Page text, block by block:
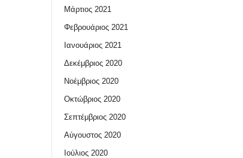
Μάρτιος 2021
Φεβρουάριος 2021
Ιανουάριος 2021
Δεκέμβριος 2020
Νοέμβριος 2020
Οκτώβριος 2020
Σεπτέμβριος 2020
Αύγουστος 2020
Ιούλιος 2020